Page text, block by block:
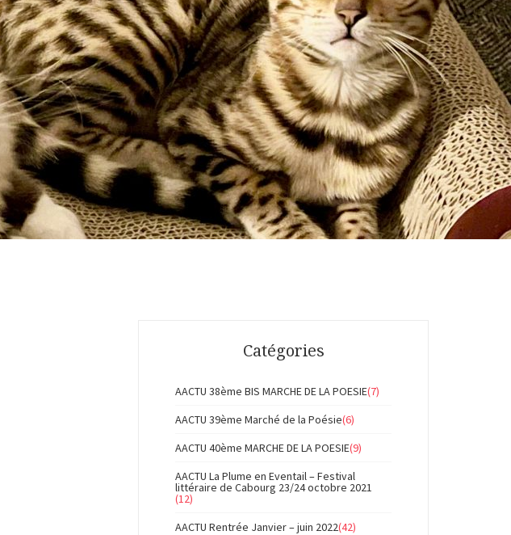
Catégories
AACTU 38ème BIS MARCHE DE LA POESIE(7)
AACTU 39ème Marché de la Poésie(6)
AACTU 40ème MARCHE DE LA POESIE(9)
AACTU La Plume en Eventail – Festival
littéraire de Cabourg 23/24 octobre 2021
(12)
AACTU Rentrée Janvier – juin 2022(42)